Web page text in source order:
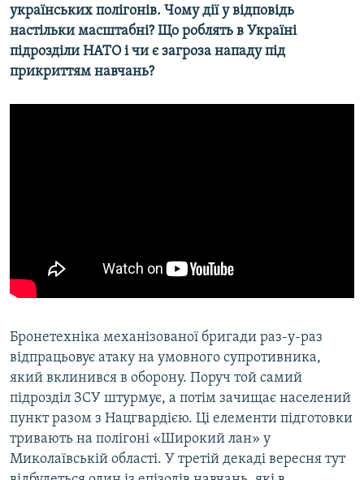
українських полігонів. Чому дії у відповідь
настільки масштабні? Що роблять в Україні
підрозділи НАТО і чи є загроза нападу під
прикриттям навчань?
Бронетехніка механізованої бригади раз-у-раз
відпрацьовує атаку на умовного супротивника,
який вклинився в оборону. Поруч той самий
підрозділ ЗСУ штурмує, а потім зачищає населений
пункт разом з Нацгвардією. Ці елементи підготовки
тривають на полігоні «Широкий лан» у
Миколаївській області. У третій декаді вересня тут